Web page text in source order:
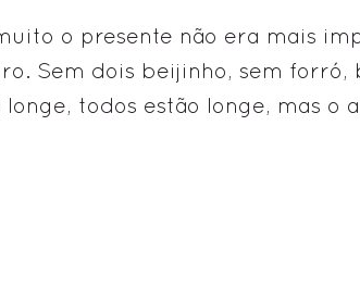
o presente não era mais
Sem dois beijinho, sem forró,
longe, todos estão longe, mas o